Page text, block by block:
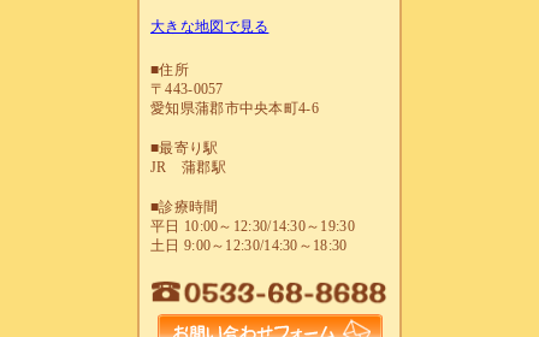
大きな地図で見る
■住所
〒443-0057
愛知県蒲郡市中央本町4-6
■最寄り駅
JR 蒲郡駅
■診療時間
平日 10:00～12:30/14:30～19:30
土日 9:00～12:30/14:30～18:30